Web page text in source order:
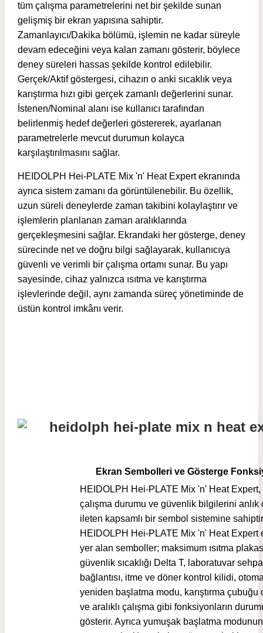
tüm çalışma parametrelerini net bir şekilde sunan
gelişmiş bir ekran yapısına sahiptir.
Zamanlayıcı/Dakika bölümü, işlemin ne kadar süreyle
devam edeceğini veya kalan zamanı gösterir, böylece
deney süreleri hassas şekilde kontrol edilebilir.
Gerçek/Aktif göstergesi, cihazın o anki sıcaklık veya
karıştırma hızı gibi gerçek zamanlı değerlerini sunar.
İstenen/Nominal alanı ise kullanıcı tarafından
belirlenmiş hedef değerleri göstererek, ayarlanan
parametrelerle mevcut durumun kolayca
karşılaştırılmasını sağlar.
HEIDOLPH Hei-PLATE Mix 'n' Heat Expert ekranında
ayrıca sistem zamanı da görüntülenebilir. Bu özellik,
uzun süreli deneylerde zaman takibini kolaylaştırır ve
işlemlerin planlanan zaman aralıklarında
gerçekleşmesini sağlar. Ekrandaki her gösterge, deney
sürecinde net ve doğru bilgi sağlayarak, kullanıcıya
güvenli ve verimli bir çalışma ortamı sunar. Bu yapı
sayesinde, cihaz yalnızca ısıtma ve karıştırma
işlevlerinde değil, aynı zamanda süreç yönetiminde de
üstün kontrol imkânı verir.
Ekran Sembolleri ve Gösterge
HEIDOLPH Hei-PLATE Mix 'n' Heat Expert,
çalışma durumu ve güvenlik bilgilerini anlık
ileten kapsamlı bir sembol sistemine
HEIDOLPH Hei-PLATE Mix 'n' Heat Expert
yer alan semboller; maksimum ısıtma
güvenlik sıcaklığı Delta T, laboratuvar
bağlantısı, itme ve döner kontrol kilidi,
yeniden başlatma modu, karıştırma çubuğu
ve aralıklı çalışma gibi fonksiyonların
gösterir. Ayrıca yumuşak başlatma